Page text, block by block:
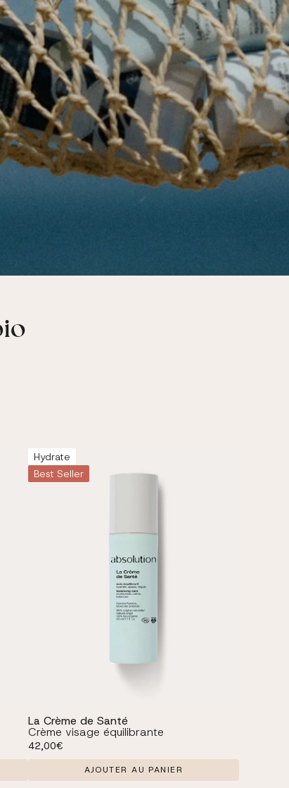
Hydrate
Best Seller
La Crème de Santé
Crème visage équilibrante
Prix habituel
42,00€
AJOUTER AU PANIER